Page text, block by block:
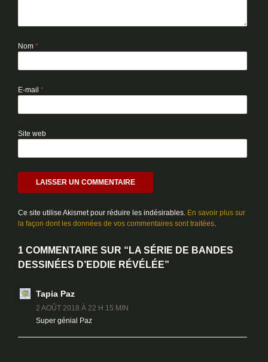
Nom *
E-mail *
Site web
Ce site utilise Akismet pour réduire les indésirables. En savoir plus sur
la façon dont les données de vos commentaires sont traitées
1 COMMENTAIRE SUR “LA SÉRIE DE BANDES
DESSINÉES D’EDDIE RÉVÉLÉE”
Tapia Paz
2 AOÛT 2018 À 22 H 15 MIN
Super génial Paz